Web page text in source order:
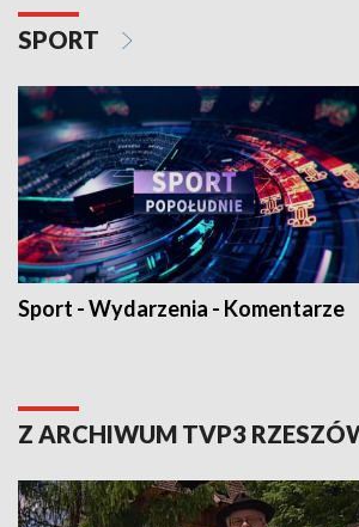
SPORT
Sport - Wydarzenia - Komentarze
Z ARCHIWUM TVP3